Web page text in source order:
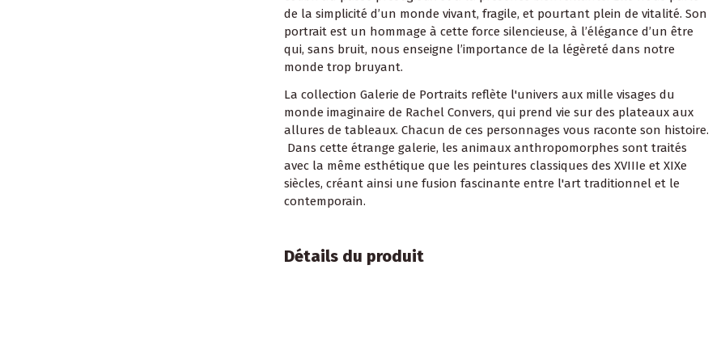
de la simplicité d’un monde vivant, fragile, et pourtant plein de vitalité. Son
portrait est un hommage à cette force silencieuse, à l’élégance d’un être
qui, sans bruit, nous enseigne l’importance de la légèreté dans notre
monde trop bruyant.
La collection Galerie de Portraits reflète l'univers aux mille visages du
monde imaginaire de Rachel Convers, qui prend vie sur des plateaux aux
allures de tableaux. Chacun de ces personnages vous raconte son histoire.
Dans cette étrange galerie, les animaux anthropomorphes sont traités
avec la même esthétique que les peintures classiques des XVIIIe et XIXe
siècles, créant ainsi une fusion fascinante entre l'art traditionnel et le
contemporain.
Détails du produit